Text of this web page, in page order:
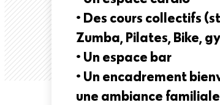
• Des cours collectifs
Zumba, Pilates, Bike,
• Un espace bar
• Un encadrement
une ambiance familiale